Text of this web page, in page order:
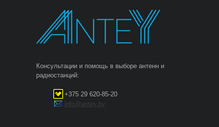
Консультации и помощь в выборе антенн и
радиостанций:
+375 29 620-85-20
info@antey.by